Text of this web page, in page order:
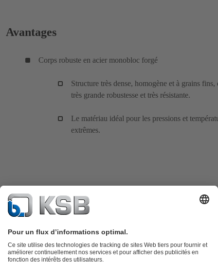
Avantages
Corps robuste en acier monobloc forgé
Structure très dense, homogène et à grains fins,
très grande robustesse et très résistante.
Le matériau idéal pour les pressions et
extrêmes.